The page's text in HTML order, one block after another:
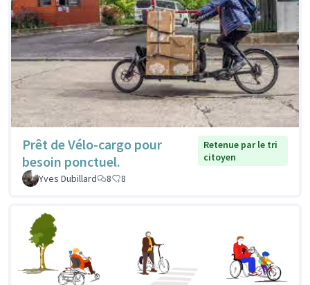
Prêt de Vélo-cargo pour
besoin ponctuel.
Retenue par le tri
citoyen
Yves Dubillard
8 8